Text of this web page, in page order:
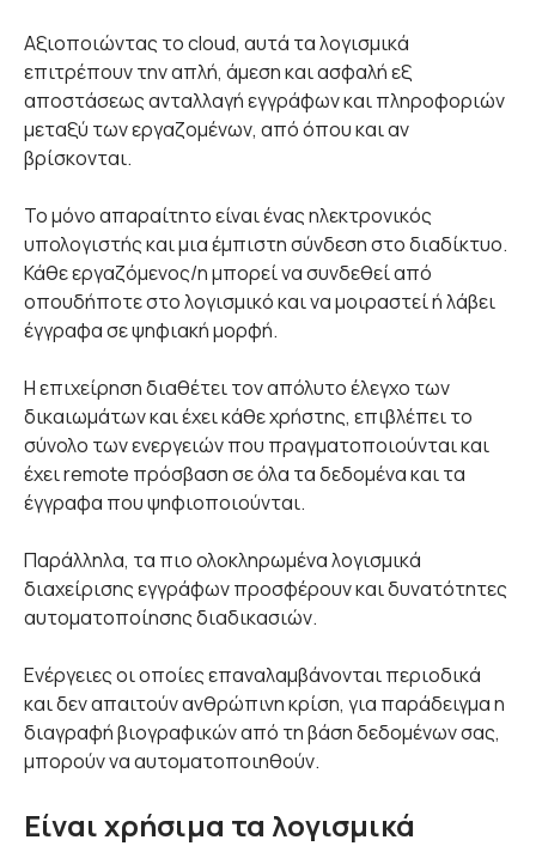
Αξιοποιώντας το cloud, αυτά τα λογισμικά
επιτρέπουν την απλή, άμεση και ασφαλή εξ
αποστάσεως ανταλλαγή εγγράφων και πληροφοριών
μεταξύ των εργαζομένων, από όπου και αν
βρίσκονται.
Το μόνο απαραίτητο είναι ένας ηλεκτρονικός
υπολογιστής και μια έμπιστη σύνδεση στο διαδίκτυο.
Κάθε εργαζόμενος/η μπορεί να συνδεθεί από
οπουδήποτε στο λογισμικό και να μοιραστεί ή λάβει
έγγραφα σε ψηφιακή μορφή.
Η επιχείρηση διαθέτει τον απόλυτο έλεγχο των
δικαιωμάτων και έχει κάθε χρήστης, επιβλέπει το
σύνολο των ενεργειών που πραγματοποιούνται και
έχει remote πρόσβαση σε όλα τα δεδομένα και τα
έγγραφα που ψηφιοποιούνται.
Παράλληλα, τα πιο ολοκληρωμένα λογισμικά
διαχείρισης εγγράφων προσφέρουν και δυνατότητες
αυτοματοποίησης διαδικασιών.
Ενέργειες οι οποίες επαναλαμβάνονται περιοδικά
και δεν απαιτούν ανθρώπινη κρίση, για παράδειγμα η
διαγραφή βιογραφικών από τη βάση δεδομένων σας,
μπορούν να αυτοματοποιηθούν.
Είναι χρήσιμα τα λογισμικά